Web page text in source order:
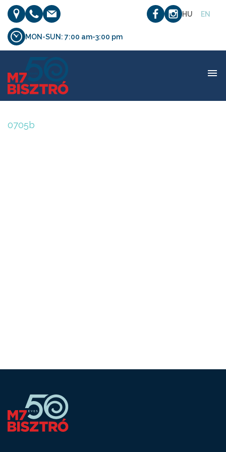
HU EN
MON-SUN: 7:00 am-3:00 pm
0705b